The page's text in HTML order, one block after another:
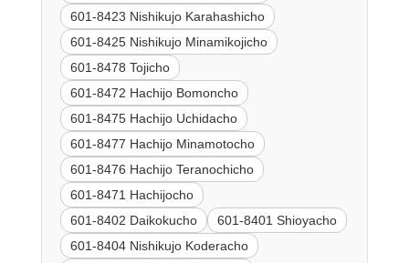
601-8423 Nishikujo Karahashicho
601-8425 Nishikujo Minamikojicho
601-8478 Tojicho
601-8472 Hachijo Bomoncho
601-8475 Hachijo Uchidacho
601-8477 Hachijo Minamotocho
601-8476 Hachijo Teranochicho
601-8471 Hachijocho
601-8402 Daikokucho
601-8401 Shioyacho
601-8404 Nishikujo Koderacho